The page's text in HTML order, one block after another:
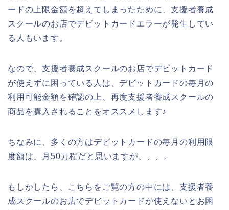
ードの上限金額を超えてしまったために、支援者養成
スクールのお店でデビットカードエラーが発生してい
る人もいます。
なので、支援者養成スクールのお店でデビットカード
が使えずに困っている人は、デビットカードの毎月の
利用可能金額を確認の上、再度支援者養成スクールの
商品を購入されることをオススメします♪
ちなみに、多くの方はデビットカードの毎月の利用限
度額は、月50万程だと思いますが、、、。
もしかしたら、こちらをご覧の方の中には、支援者養
成スクールのお店でデビットカードが使えないとお困